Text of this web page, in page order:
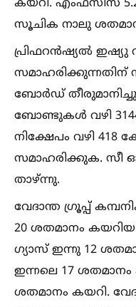
കയറി. എംഫസിസ്
സൂചിക നാലു
പ്രിഫറൻഷ്യല്‍ ഇഷ്യു
സമാഹരിക്കുന്നതിന്
ബോർഡ്
ബോണ്ടുകള്‍ വഴി
നിക്ഷേപം വഴി
സമാഹരിക്കുക. സീ
താഴ്ന്നു.
വേദാന്ത ഗ്രൂപ്പ്
20 ശതമാനം
ഗ്യാസ് ഇന്നു 12
ഇന്നലെ 17
ശതമാനം കയറി.